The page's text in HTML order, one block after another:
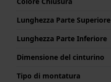
Lunghezza Parte Superiore
Lunghezza Parte Inferiore
Dimensione del cinturino
Tipo di montatura